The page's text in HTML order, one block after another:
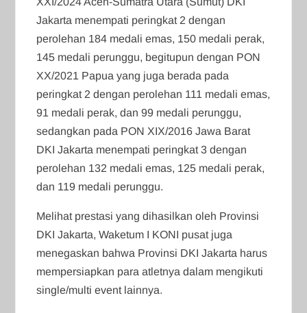
Jakarta menempati peringkat 2 dengan
perolehan 184 medali emas, 150 medali perak,
145 medali perunggu, begitupun dengan PON
XX/2021 Papua yang juga berada pada
peringkat 2 dengan perolehan 111 medali emas,
91 medali perak, dan 99 medali perunggu,
sedangkan pada PON XIX/2016 Jawa Barat
DKI Jakarta menempati peringkat 3 dengan
perolehan 132 medali emas, 125 medali perak,
dan 119 medali perunggu.
Melihat prestasi yang dihasilkan oleh Provinsi
DKI Jakarta, Waketum I KONI pusat juga
menegaskan bahwa Provinsi DKI Jakarta harus
mempersiapkan para atletnya dalam mengikuti
single/multi event lainnya.